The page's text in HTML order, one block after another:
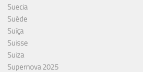
Suecia
Suède
Suíça
Suisse
Suiza
Supernova 2025